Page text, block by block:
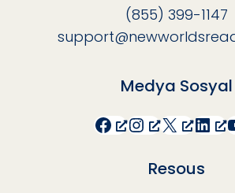
(855) 399-1147
Medya Sosyal
Facebook
Instagram
X
Resous